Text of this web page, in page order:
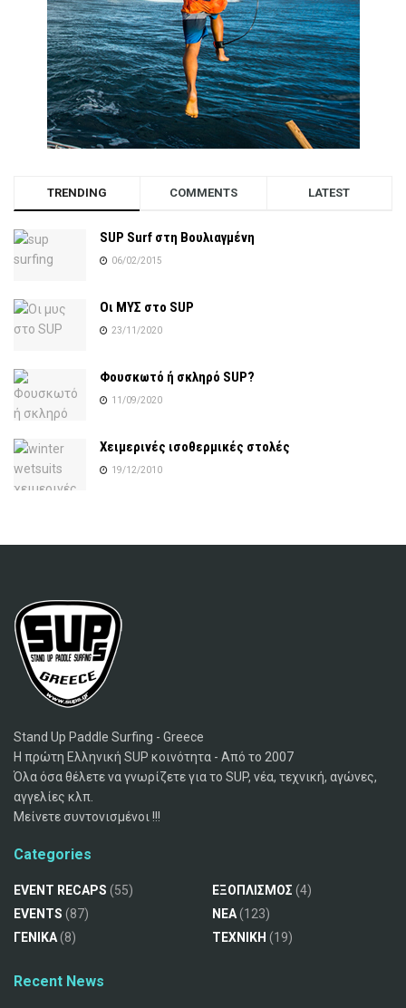
TRENDING COMMENTS LATEST
SUP Surf στη Βουλιαγμένη
06/02/2015
Οι ΜΥΣ στο SUP
23/11/2020
Φουσκωτό ή σκληρό SUP?
11/09/2020
Χειμερινές ισοθερμικές στολές
19/12/2010
Stand Up Paddle Surfing - Greece
Η πρώτη Ελληνική SUP κοινότητα - Από το 2007
Όλα όσα θέλετε να γνωρίζετε για το SUP, νέα, τεχνική, αγώνες,
αγγελίες κλπ.
Μείνετε συντονισμένοι !!!
Categories
EVENT RECAPS (55)
EVENTS (87)
ΓΕΝΙΚΑ(8)
ΕΞΟΠΛΙΣΜΟΣ (4)
ΝΕΑ(123)
ΤΕΧΝΙΚΗ (19)
Recent News